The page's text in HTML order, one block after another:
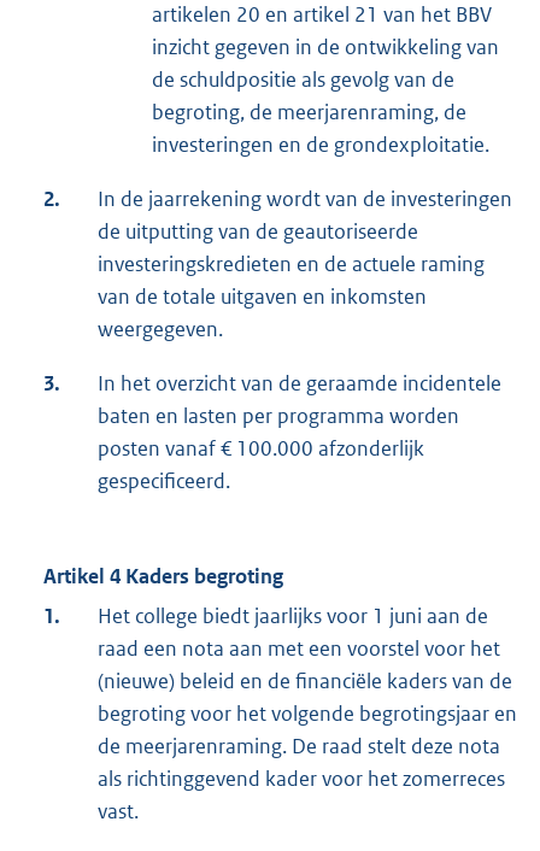
artikelen 20 en artikel 21 van het BBV
inzicht gegeven in de ontwikkeling van
de schuldpositie als gevolg van de
begroting, de meerjarenraming, de
investeringen en de grondexploitatie.
2.
In de jaarrekening wordt van de investeringen
de uitputting van de geautoriseerde
investeringskredieten en de actuele raming
van de totale uitgaven en inkomsten
weergegeven.
3.
In het overzicht van de geraamde incidentele
baten en lasten per programma worden
posten vanaf € 100.000 afzonderlijk
gespecificeerd.
Artikel 4 Kaders begroting
1.
Het college biedt jaarlijks voor 1 juni aan de
raad een nota aan met een voorstel voor het
(nieuwe) beleid en de financiële kaders van de
begroting voor het volgende begrotingsjaar en
de meerjarenraming. De raad stelt deze nota
als richtinggevend kader voor het zomerreces
vast.